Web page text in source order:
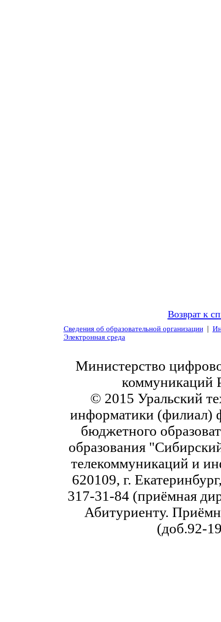
Возврат к
Сведения об образовательной организации|
Электронная среда
Министерство
коммуникаций
© 2015 Уральский
информатики (филиал)
бюджетного
образования
телекоммуникаций и
620109, г.
317-31-84 (приёмная
Абитуриенту.
(доб.92-